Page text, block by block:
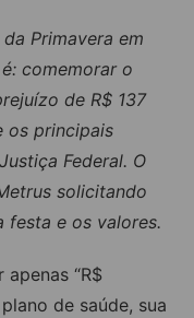
Primavera em
comemorar o
de R$ 137
os principais
Federal. O
solicitando
festa e os valores.
“R$
de saúde, sua